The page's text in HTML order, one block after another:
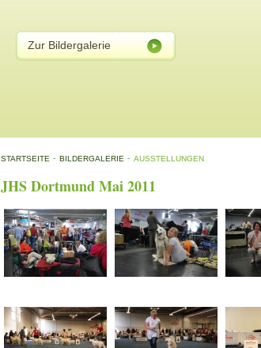
Zur Bildergalerie
STARTSEITE - BILDERGALERIE - AUSSTELLUNGEN
JHS Dortmund Mai 2011